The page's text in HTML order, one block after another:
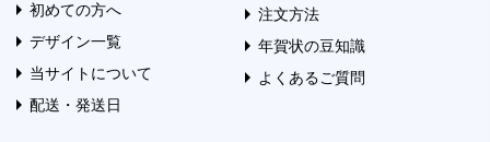
初めての方へ
デザイン一覧
当サイトについて
配送・発送日
注文方法
年賀状の豆知識
よくあるご質問